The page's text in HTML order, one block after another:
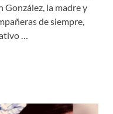
González, la madre y
de siempre,
…